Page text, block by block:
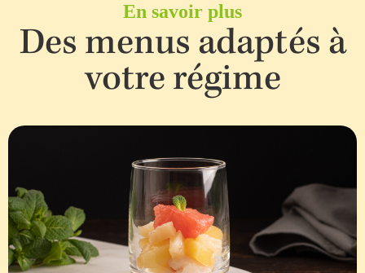
En savoir plus
Des menus adaptés à
votre régime